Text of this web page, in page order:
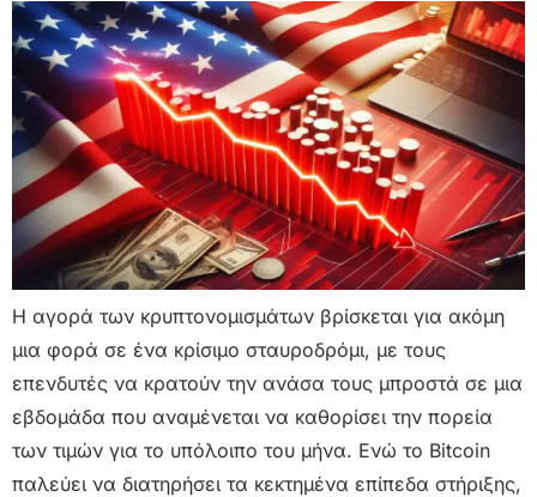
Η αγορά των κρυπτονομισμάτων βρίσκεται για ακόμη
μια φορά σε ένα κρίσιμο σταυροδρόμι, με τους
επενδυτές να κρατούν την ανάσα τους μπροστά σε μια
εβδομάδα που αναμένεται να καθορίσει την πορεία
των τιμών για το υπόλοιπο του μήνα. Ενώ το Bitcoin
παλεύει να διατηρήσει τα κεκτημένα επίπεδα στήριξης,